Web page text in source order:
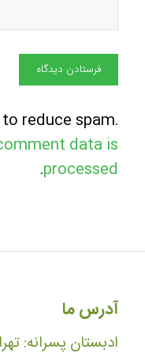
reduce spam.
data is
processed
.
آدرس ما
ادبستان پسرانه: